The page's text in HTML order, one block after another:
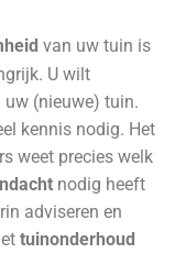
van uw tuin is
U wilt
(nieuwe) tuin.
kennis nodig. Het
weet precies welk
nodig heeft
adviseren en
tuinonderhoud